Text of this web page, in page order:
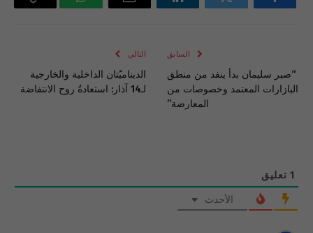
فيسبوك تويتر لينكدإن
البريد
واتساب Copy
السابق
“صبر سليمان بدأ ينفد من منطق
البازارات المعتمد وخصوصات من
المعارضة”
التالي
الديناميّتان الداخلية والخارجية
لـ14 آذار: استعادةُ روح الانتفاضة
1 تعليق
الأحدث